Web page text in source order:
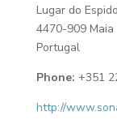
Lugar do
4470-909 Maia
Portugal
Phone: +351
http://